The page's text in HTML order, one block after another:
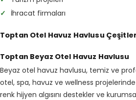
✓
İhracat firmaları
Toptan Otel Havuz Havlusu
Toptan Beyaz Otel Havuz Havlusu
Beyaz otel havuz havlusu, temiz ve
otel, spa, havuz ve wellness
renk hijyen algısını destekler ve